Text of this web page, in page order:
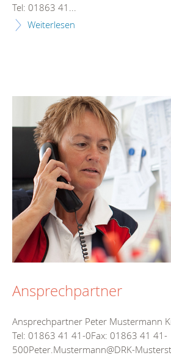
Tel: 01863 41...
Weiterlesen
Ansprechpartner
Ansprechpartner Peter Mustermann
Tel: 01863 41 41-0Fax: 01863 41 41-
500Peter.Mustermann@DRK-